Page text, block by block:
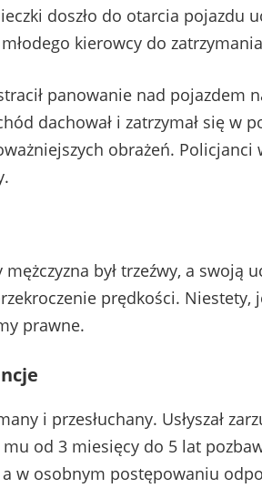
doszło do otarcia pojazdu
kierowcy do
panowanie nad pojazdem
dachował i zatrzymał się w
obrażeń. Policjanci
mężczyzna był trzeźwy, a swoją
prędkości. Niestety,
prawne.
i przesłuchany. Usłyszał
od 3 miesięcy do 5 lat
w osobnym postępowaniu